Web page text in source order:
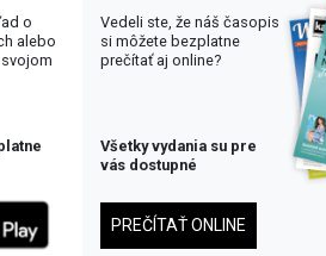
o
alebo
Vedeli ste, že náš časopis
si môžete bezplatne
prečítať aj online?
Všetky vydania su pre
vás dostupné
PREČÍTAŤ ONLINE